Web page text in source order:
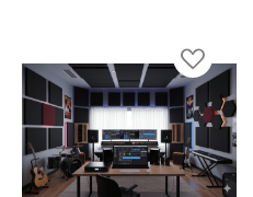
Aggiungi
alla
lista